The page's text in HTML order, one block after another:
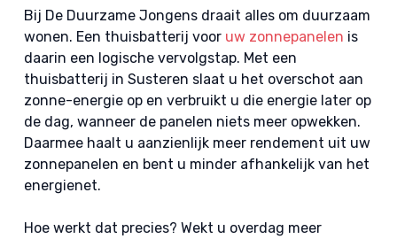
Bij De Duurzame Jongens draait alles om duurzaam
wonen. Een thuisbatterij voor uw zonnepanelen is
daarin een logische vervolgstap. Met een
thuisbatterij in Susteren slaat u het overschot aan
zonne-energie op en verbruikt u die energie later op
de dag, wanneer de panelen niets meer opwekken.
Daarmee haalt u aanzienlijk meer rendement uit uw
zonnepanelen en bent u minder afhankelijk van het
energienet.
Hoe werkt dat precies? Wekt u overdag meer